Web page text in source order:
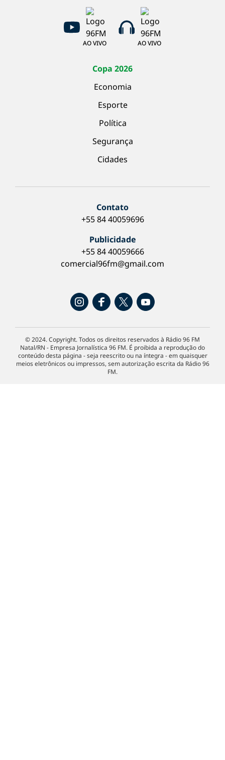
AO VIVO AO VIVO
Copa 2026
Economia
Esporte
Política
Segurança
Cidades
Contato
+55 84 40059696
Publicidade
+55 84 40059666
comercial96fm@gmail.com
© 2024. Copyright. Todos os direitos reservados à Rádio 96 FM
Natal/RN - Empresa Jornalística 96 FM. É proibida a reprodução do
conteúdo desta página - seja reescrito ou na íntegra - em quaisquer
meios eletrônicos ou impressos, sem autorização escrita da Rádio 96
FM.